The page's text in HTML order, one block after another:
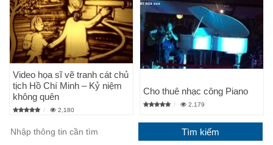
Video họa sĩ vẽ tranh cát chủ
tịch Hồ Chí Minh – Kỷ niệm
không quên
2,180
Cho thuê nhạc công Piano
2,179